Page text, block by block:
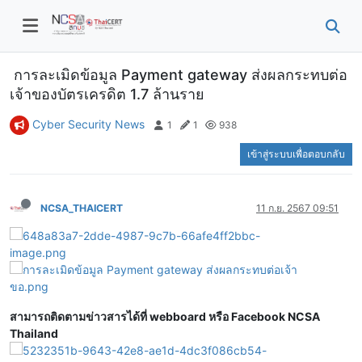
การละเมิดข้อมูล Payment gateway ส่งผลกระทบต่อ
เจ้าของบัตรเครดิต 1.7 ล้านราย
Cyber Security News 1 1 938
เข้าสู่ระบบเพื่อตอบกลับ
NCSA_THAICERT 11 ก.ย. 2567 09:51
สามารถติดตามข่าวสารได้ที่ webboard หรือ Facebook NCSA
Thailand